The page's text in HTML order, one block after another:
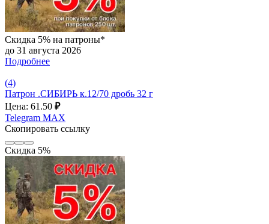
Скидка 5% на патроны*
до 31 августа 2026
Подробнее
(4)
Патрон .СИБИРЬ к.12/70 дробь 32 г
Цена: 61.50 ₽
Telegram MAX
Скопировать ссылку
Скидка 5%